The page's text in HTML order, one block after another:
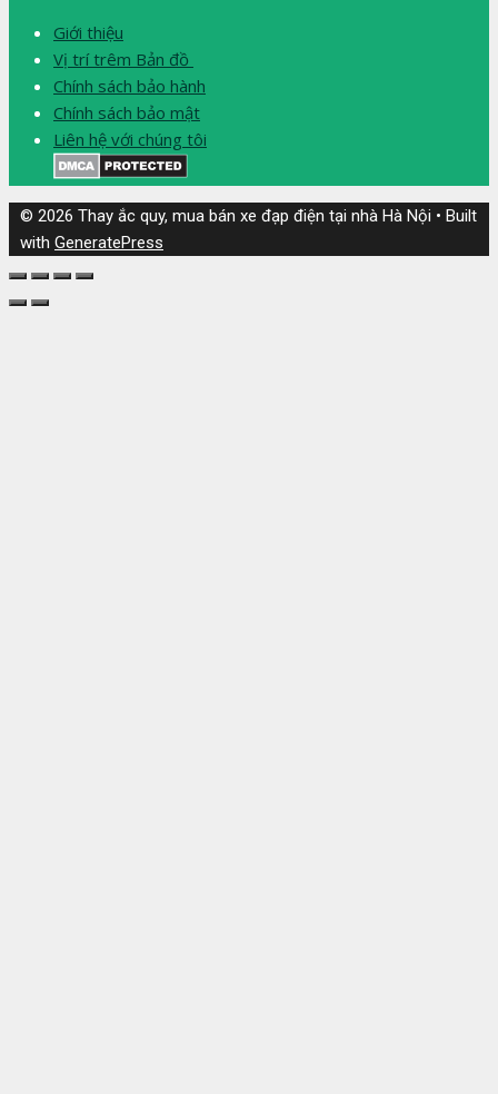
Giới thiệu
Vị trí trêm Bản đồ
Chính sách bảo hành
Chính sách bảo mật
Liên hệ với chúng tôi
© 2026 Thay ắc quy, mua bán xe đạp điện tại nhà Hà Nội • Built
with GeneratePress